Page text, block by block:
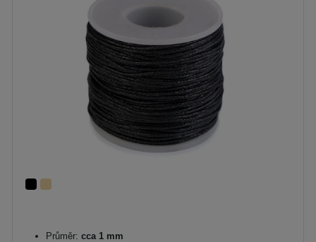
Průměr: cca 1 mm